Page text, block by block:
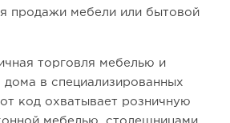
продажи мебели или бытовой
торговля мебелью и
дома в специализированных
код охватывает розничную
мебелью, столешницами,